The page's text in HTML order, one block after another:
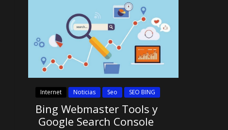
Internet Noticias Seo SEO BING
Bing Webmaster Tools y
Google Search Console